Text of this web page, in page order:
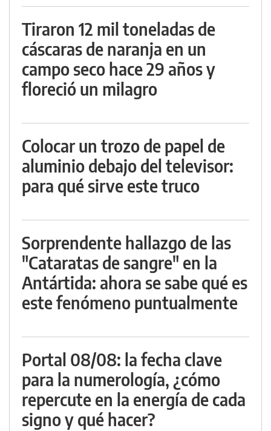
Tiraron 12 mil toneladas de
cáscaras de naranja en un
campo seco hace 29 años y
floreció un milagro
Colocar un trozo de papel de
aluminio debajo del televisor:
para qué sirve este truco
Sorprendente hallazgo de las
"Cataratas de sangre" en la
Antártida: ahora se sabe qué es
este fenómeno puntualmente
Portal 08/08: la fecha clave
para la numerología, ¿cómo
repercute en la energía de cada
signo y qué hacer?